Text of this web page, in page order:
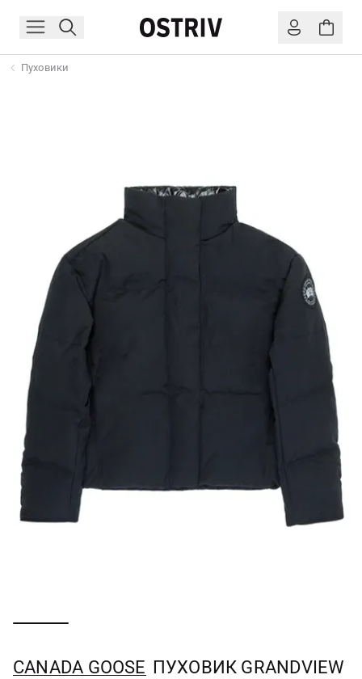
Пуховики
CANADA GOOSE ПУХОВИК GRANDVIEW